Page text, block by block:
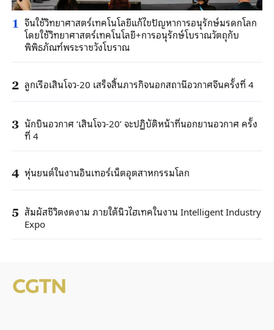
1 จีนใช้วิทยาศาสตร์เทคโนโลยีแก้ไขปัญหาการอนุรักษ์มรดกโลก
โดยใช้วิทยาศาสตร์เทคโนโลยี+การอนุรักษ์โบราณวัตถุกับ
พิพิธภัณฑ์พระราชวังโบราณ
2 ลูกเรือเสินโจว-20 เสร็จสิ้นภารกิจนอกสถานีอวกาศจีนครั้งที่ 4
3 นักบินอวกาศ ‘เสินโจว-20’ จะปฏิบัติหน้าที่นอกยานอวกาศ ครั้ง
ที่ 4
4 หุ่นยนต์ในงานอินเทอร์เน็ตอุตสาหกรรมโลก
5 สัมผัสชีวิตงดงาม ภายใต้นิวไฮเทคในงาน Intelligent Industry
Expo